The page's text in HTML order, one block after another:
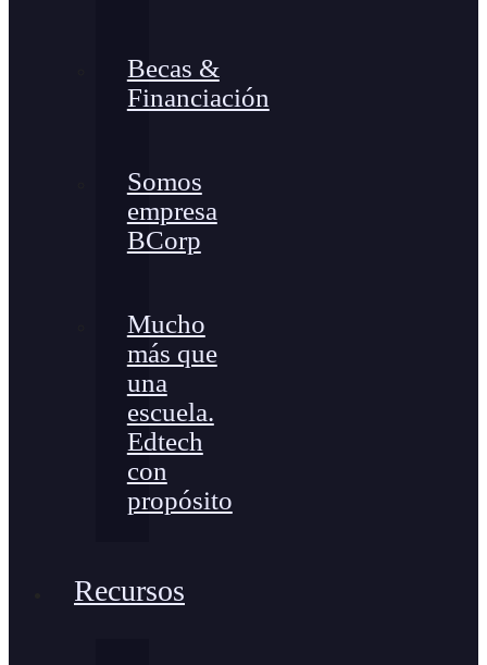
Becas &
Financiación
Somos
empresa
BCorp
Mucho
más que
una
escuela.
Edtech
con
propósito
Recursos